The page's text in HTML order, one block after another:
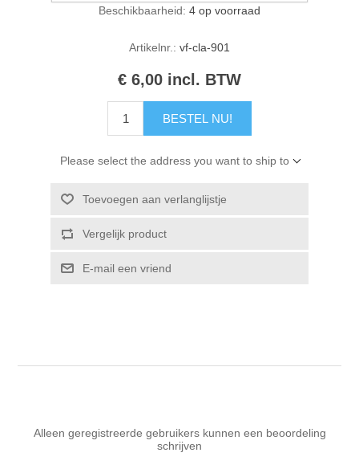
Beschikbaarheid: 4 op voorraad
Artikelnr.: vf-cla-901
€ 6,00 incl. BTW
BESTEL NU!
Please select the address you want to ship to
Toevoegen aan verlanglijstje
Vergelijk product
E-mail een vriend
Alleen geregistreerde gebruikers kunnen een beoordeling
schrijven